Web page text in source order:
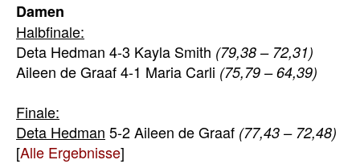
Damen
Halbfinale:
Deta Hedman 4-3 Kayla Smith (79,38 – 72,31)
Aileen de Graaf 4-1 Maria Carli (75,79 – 64,39)
Finale:
Deta Hedman 5-2 Aileen de Graaf (77,43 – 72,48)
[Alle Ergebnisse]